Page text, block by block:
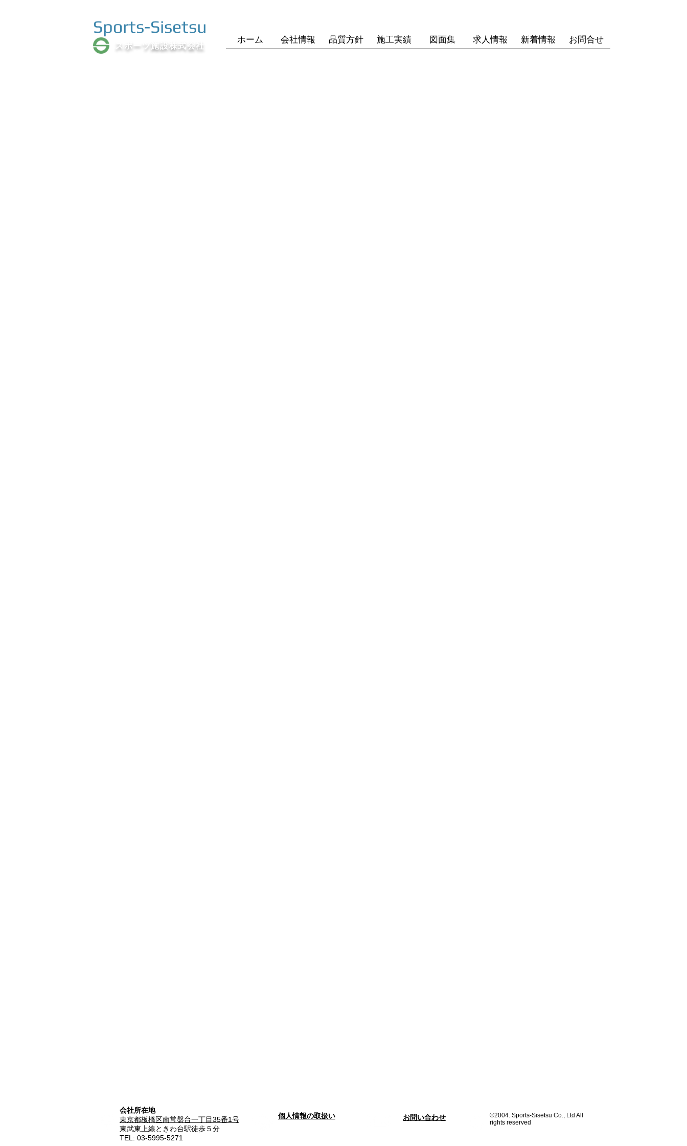
Sports-Sisetsu
スポーツ施設株式会社
ホーム 会社情報 品質方針 施工実績 図面集 求人情報 新着情報 お問合せ
会社所在地
東京都板橋区南常盤台一丁目35番1号
東武東上線ときわ台駅徒歩５分
TEL: 03-5995-5271
個人情報の取扱い お問い合わせ
©2004. Sports-Sisetsu Co., Ltd All
rights reserved